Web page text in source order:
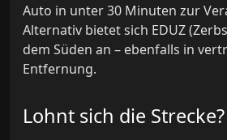
Auto in unter 30 Minuten zur
Alternativ bietet sich EDUZ
dem Süden an – ebenfalls in
Entfernung.
Lohnt sich die Strecke?